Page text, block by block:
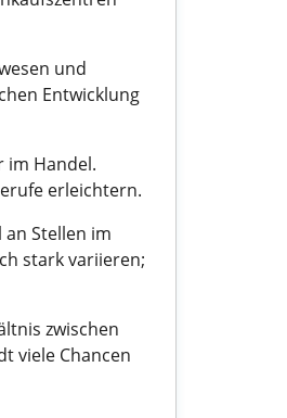
und
Entwicklung
im Handel.
erleichtern.
Stellen im
stark variieren;
zwischen
viele Chancen